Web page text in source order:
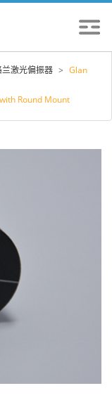
兰激光偏振器 > Glan
Round Mount